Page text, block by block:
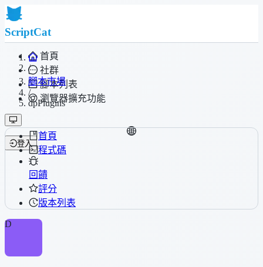
ScriptCat
首頁
社群
腳本列表
瀏覽器擴充功能
登入
/
腳本市場
/
dpPlugins
首頁
程式碼
回饋
評分
版本列表
D